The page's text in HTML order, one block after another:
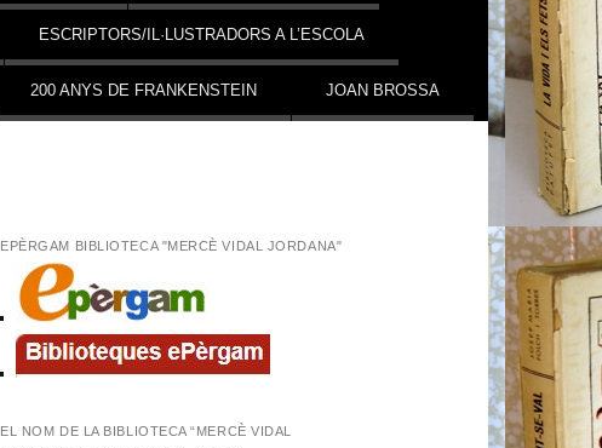
ESCRIPTORS/IL·LUSTRADORS A L’ESCOLA
200 ANYS DE FRANKENSTEIN JOAN BROSSA
EPÈRGAM BIBLIOTECA "MERCÈ VIDAL JORDANA"
EL NOM DE LA BIBLIOTECA “MERCÈ VIDAL